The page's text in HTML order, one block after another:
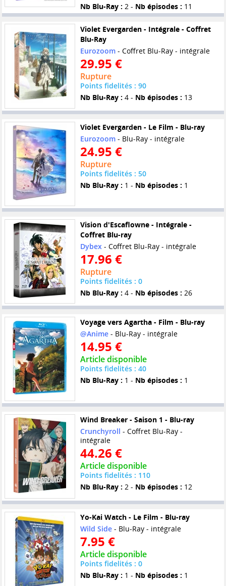
Nb Blu-Ray : 2 - Nb épisodes : 11
Violet Evergarden - Intégrale - Coffret
Blu-Ray
Eurozoom- Coffret Blu-Ray - intégrale
29.95 €
Rupture
Points fidelités : 90
Nb Blu-Ray : 4 - Nb épisodes : 13
Violet Evergarden - Le Film - Blu-ray
Eurozoom- Blu-Ray - intégrale
24.95 €
Rupture
Points fidelités : 50
Nb Blu-Ray : 1 - Nb épisodes : 1
Vision d'Escaflowne - Intégrale -
Coffret Blu-ray
Dybex - Coffret Blu-Ray - intégrale
17.96 €
Rupture
Points fidelités : 0
Nb Blu-Ray : 4 - Nb épisodes : 26
Voyage vers Agartha - Film - Blu-ray
@Anime- Blu-Ray - intégrale
14.95 €
Article disponible
Points fidelités : 40
Nb Blu-Ray : 1 - Nb épisodes : 1
Wind Breaker - Saison 1 - Blu-ray
Crunchyroll - Coffret Blu-Ray -
intégrale
44.26 €
Article disponible
Points fidelités : 110
Nb Blu-Ray : 2 - Nb épisodes : 12
Yo-Kai Watch - Le Film - Blu-ray
Wild Side- Blu-Ray - intégrale
7.95 €
Article disponible
Points fidelités : 0
Nb Blu-Ray : 1 - Nb épisodes : 1